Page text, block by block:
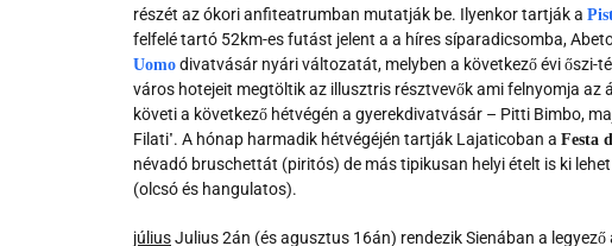
részét az ókori anfiteatrumban mutatják be. Ilyenkor tartják a
felfelé tartó 52km-es futást jelent a a híres síparadicsomba,
Uomo divatvásár nyári változatát, melyben a következő évi őszi-
város hotejeit megtöltik az illusztris résztvevők ami felnyomja az
követi a következő hétvégén a gyerekdivatvásár – Pitti Bimbo,
Filati'. A hónap harmadik hétvégéjén tartják Lajaticoban a Festa
névadó bruschettát (piritós) de más tipikusan helyi ételt is ki
(olcsó és hangulatos).
júliusJulius 2án (és agusztus 16án) rendezik Sienában a legyező